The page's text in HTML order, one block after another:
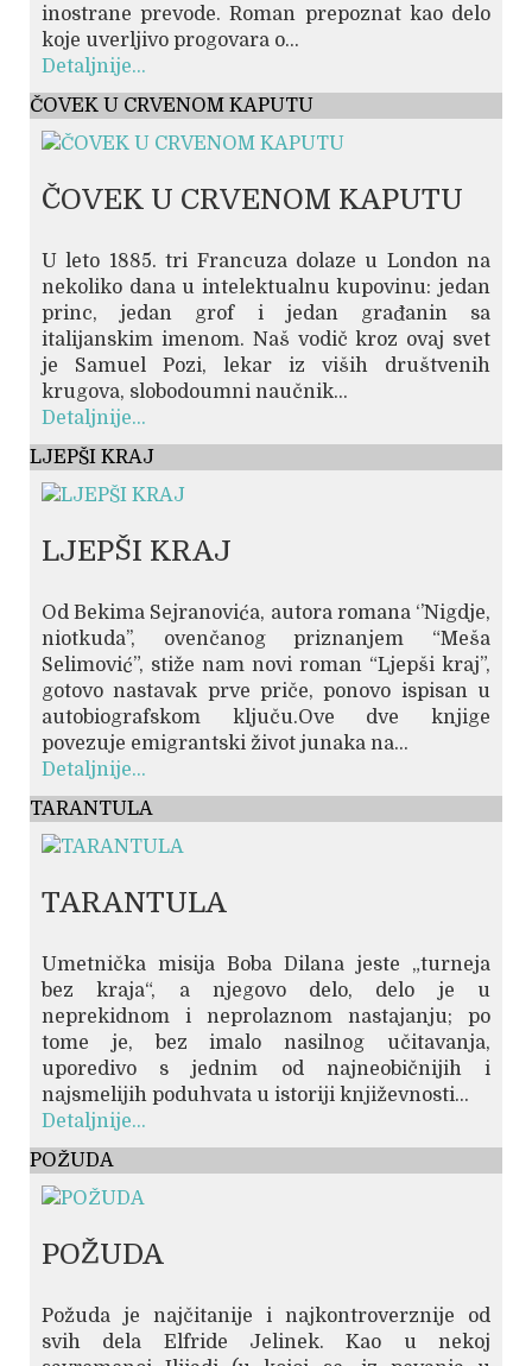
inostrane prevode. Roman prepoznat kao delo
koje uverljivo progovara o...
Detaljnije...
ČOVEK U CRVENOM KAPUTU
ČOVEK U CRVENOM KAPUTU
U leto 1885. tri Francuza dolaze u London na
nekoliko dana u intelektualnu kupovinu: jedan
princ, jedan grof i jedan građanin sa
italijanskim imenom. Naš vodič kroz ovaj svet
je Samuel Pozi, lekar iz viših društvenih
krugova, slobodoumni naučnik...
Detaljnije...
LJEPŠI KRAJ
LJEPŠI KRAJ
Od Bekima Sejranovića, autora romana ‘’Nigdje,
niotkuda’’, ovenčanog priznanjem “Meša
Selimović”, stiže nam novi roman “Ljepši kraj”,
gotovo nastavak prve priče, ponovo ispisan u
autobiografskom ključu.Ove dve knjige
povezuje emigrantski život junaka na...
Detaljnije...
TARANTULA
TARANTULA
Umetnička misija Boba Dilana jeste „turneja
bez kraja“, a njegovo delo, delo je u
neprekidnom i neprolaznom nastajanju; po
tome je, bez imalo nasilnog učitavanja,
uporedivo s jednim od najneobičnijih i
najsmelijih poduhvata u istoriji književnosti...
Detaljnije...
POŽUDA
POŽUDA
Požuda je najčitanije i najkontroverznije od
svih dela Elfride Jelinek. Kao u nekoj